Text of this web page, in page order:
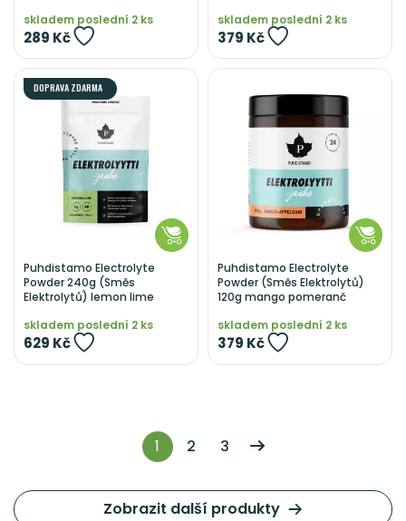
skladem poslední 2 ks
289 Kč
skladem poslední 2 ks
379 Kč
DOPRAVA ZDARMA
Puhdistamo Electrolyte
Powder 240g (Směs
Elektrolytů) lemon lime
skladem poslední 2 ks
629 Kč
Puhdistamo Electrolyte
Powder (Směs Elektrolytů)
120g mango pomeranč
skladem poslední 2 ks
379 Kč
1 2 3
Zobrazit další produkty